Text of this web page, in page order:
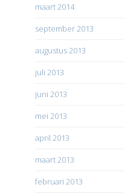
maart 2014
september 2013
augustus 2013
juli 2013
juni 2013
mei 2013
april 2013
maart 2013
februari 2013